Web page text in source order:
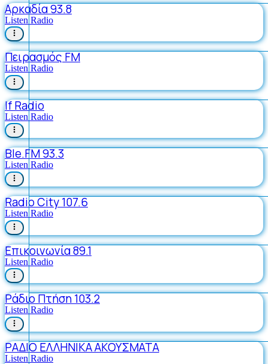
Αρκαδία 93.8
Listen Radio
Πειρασμός FM
Listen Radio
If Radio
Listen Radio
Ble.FM 93.3
Listen Radio
Radio City 107.6
Listen Radio
Επικοινωνία 89.1
Listen Radio
Ράδιο Πτήση 103.2
Listen Radio
ΡΑΔΙΟ ΕΛΛΗΝΙΚΑ ΑΚΟΥΣΜΑΤΑ
Listen Radio